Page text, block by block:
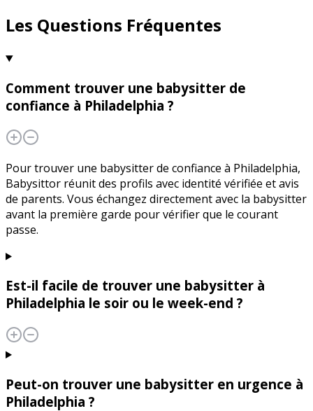
Les Questions Fréquentes
Comment trouver une babysitter de
confiance à Philadelphia ?
Pour trouver une babysitter de confiance à Philadelphia,
Babysittor réunit des profils avec identité vérifiée et avis
de parents. Vous échangez directement avec la babysitter
avant la première garde pour vérifier que le courant
passe.
Est-il facile de trouver une babysitter à
Philadelphia le soir ou le week-end ?
Peut-on trouver une babysitter en urgence à
Philadelphia ?